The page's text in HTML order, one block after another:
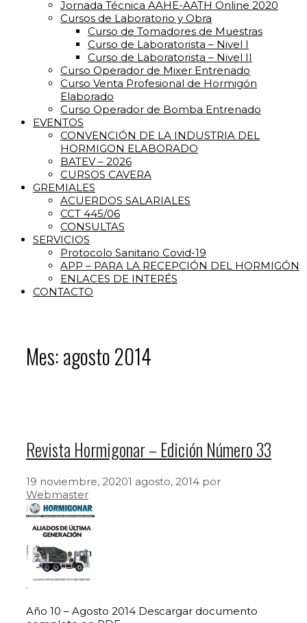
Jornada Técnica AAHE-AATH Online 2020
Cursos de Laboratorio y Obra
Curso de Tomadores de Muestras
Curso de Laboratorista – Nivel I
Curso de Laboratorista – Nivel II
Curso Operador de Mixer Entrenado
Curso Venta Profesional de Hormigón
Elaborado
Curso Operador de Bomba Entrenado
EVENTOS
CONVENCIÓN DE LA INDUSTRIA DEL
HORMIGON ELABORADO
BATEV – 2026
CURSOS CAVERA
GREMIALES
ACUERDOS SALARIALES
CCT 445/06
CONSULTAS
SERVICIOS
Protocolo Sanitario Covid-19
APP – PARA LA RECEPCIÓN DEL HORMIGÓN
ENLACES DE INTERÉS
CONTACTO
Mes:agosto 2014
Revista Hormigonar – Edición Número 33
19 noviembre, 20201 agosto, 2014 por
Webmaster
Año 10 – Agosto 2014 Descargar documento